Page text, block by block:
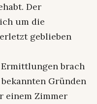
Der
um die
geblieben
brach
Gründen
einem Zimmer